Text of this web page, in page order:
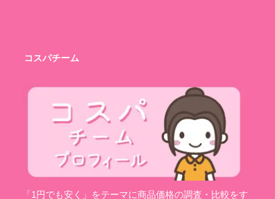
コスパチーム
「1円でも安く」をテーマに商品価格の調査・比較をす